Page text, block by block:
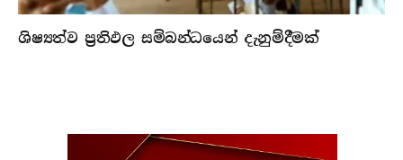
ශිෂ්‍යත්ව ප්‍රතිඵල සම්බන්ධයෙන් දැනුම්දීමක්